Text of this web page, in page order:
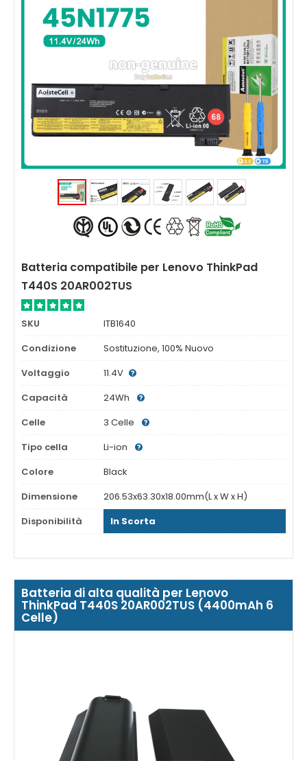
Batteria compatibile per Lenovo ThinkPad
T440S 20AR002TUS
SKU
ITB1640
Condizione
Sostituzione, 100% Nuovo
Voltaggio
11.4V
Capacità
24Wh
Celle
3 Celle
Tipo cella
Li-ion
Colore
Black
Dimensione
206.53x63.30x18.00mm(L x W x H)
Disponibilità
In Scorta
Batteria di alta qualità per Lenovo
ThinkPad T440S 20AR002TUS (4400mAh 6
Celle)